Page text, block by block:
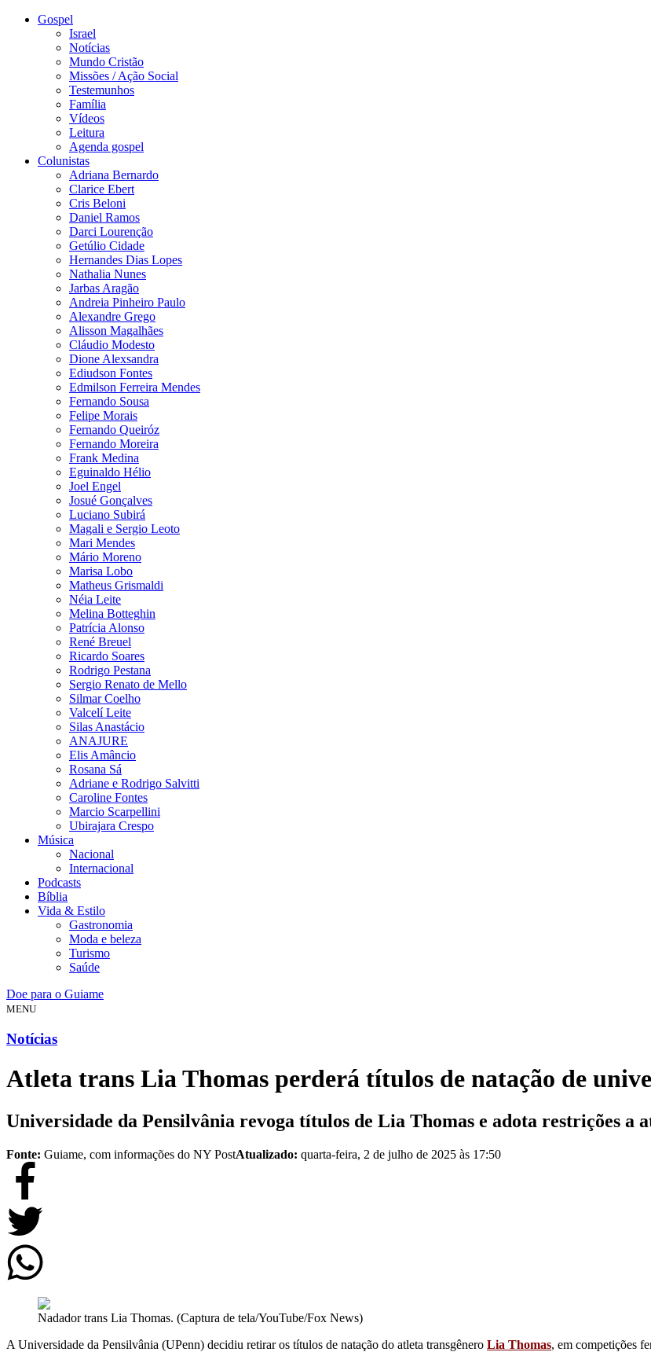
Gospel
Israel
Notícias
Mundo Cristão
Missões / Ação Social
Testemunhos
Família
Vídeos
Leitura
Agenda gospel
Colunistas
Adriana Bernardo
Clarice Ebert
Cris Beloni
Daniel Ramos
Darci Lourenção
Getúlio Cidade
Hernandes Dias Lopes
Nathalia Nunes
Jarbas Aragão
Andreia Pinheiro Paulo
Alexandre Grego
Alisson Magalhães
Cláudio Modesto
Dione Alexsandra
Ediudson Fontes
Edmilson Ferreira Mendes
Fernando Sousa
Felipe Morais
Fernando Queiróz
Fernando Moreira
Frank Medina
Eguinaldo Hélio
Joel Engel
Josué Gonçalves
Luciano Subirá
Magali e Sergio Leoto
Mari Mendes
Mário Moreno
Marisa Lobo
Matheus Grismaldi
Néia Leite
Melina Botteghin
Patrícia Alonso
René Breuel
Ricardo Soares
Rodrigo Pestana
Sergio Renato de Mello
Silmar Coelho
Valcelí Leite
Silas Anastácio
ANAJURE
Elis Amâncio
Rosana Sá
Adriane e Rodrigo Salvitti
Caroline Fontes
Marcio Scarpellini
Ubirajara Crespo
Música
Nacional
Internacional
Podcasts
Bíblia
Vida & Estilo
Gastronomia
Moda e beleza
Turismo
Saúde
Doe para o Guiame
MENU
Notícias
Atleta trans Lia Thomas perderá títulos de natação de
Universidade da Pensilvânia revoga títulos de Lia Thomas e adota restrições a
Fonte: Guiame, com informações do NY PostAtualizado: quarta-feira, 2 de julho de 2025 às 17:50
Nadador trans Lia Thomas. (Captura de tela/YouTube/Fox News)
A Universidade da Pensilvânia (UPenn) decidiu retirar os títulos de natação do atleta transgênero Lia Thomas, em competições